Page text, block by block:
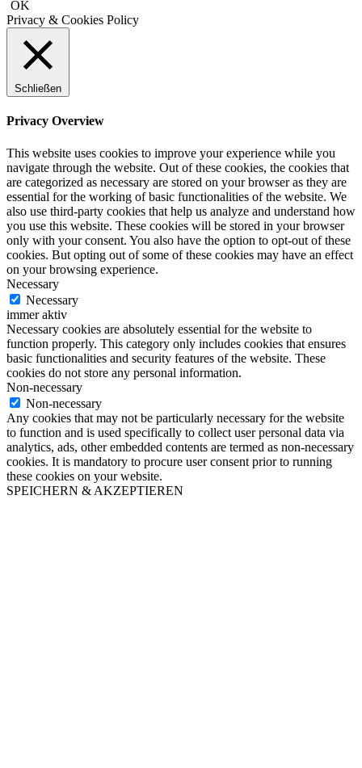
OK
Privacy & Cookies Policy
Schließen
Privacy Overview
This website uses cookies to improve your experience while you
navigate through the website. Out of these cookies, the cookies that
are categorized as necessary are stored on your browser as they are
essential for the working of basic functionalities of the website. We
also use third-party cookies that help us analyze and understand how
you use this website. These cookies will be stored in your browser
only with your consent. You also have the option to opt-out of these
cookies. But opting out of some of these cookies may have an effect
on your browsing experience.
Necessary
Necessary
immer aktiv
Necessary cookies are absolutely essential for the website to
function properly. This category only includes cookies that ensures
basic functionalities and security features of the website. These
cookies do not store any personal information.
Non-necessary
Non-necessary
Any cookies that may not be particularly necessary for the website
to function and is used specifically to collect user personal data via
analytics, ads, other embedded contents are termed as non-necessary
cookies. It is mandatory to procure user consent prior to running
these cookies on your website.
SPEICHERN & AKZEPTIEREN